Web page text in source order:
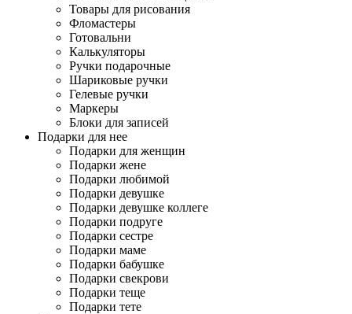
Товары для рисования
Фломастеры
Готовальни
Калькуляторы
Ручки подарочные
Шариковые ручки
Гелевые ручки
Маркеры
Блоки для записей
Подарки для нее
Подарки для женщин
Подарки жене
Подарки любимой
Подарки девушке
Подарки девушке коллеге
Подарки подруге
Подарки сестре
Подарки маме
Подарки бабушке
Подарки свекрови
Подарки теще
Подарки тете